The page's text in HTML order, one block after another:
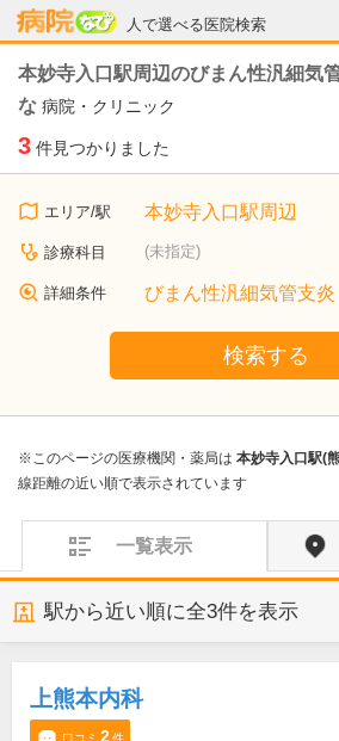
人で選べる医院検索
病院なび
本妙寺入口駅周辺のびまん性汎細気
な 病院・クリニック
3 件見つかりました
エリア/駅 本妙寺入口駅周辺
診療科目 (未指定)
詳細条件 びまん性汎細気管支炎
検索する
※このページの医療機関・薬局は 本妙寺入口駅(
線距離の近い順で表示されています
一覧表示
駅から近い順に全3件を表示
上熊本内科
口コミ 2件